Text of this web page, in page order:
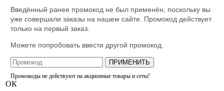
Введённый ранее промокод не был применён, поскольку вы
уже совершали заказы на нашем сайте. Промокод действует
только на первый заказ.
Можете попробовать ввести другой промокод.
ПРИМЕНИТЬ
Промокоды не действуют на акционные товары и сеты!
ОК